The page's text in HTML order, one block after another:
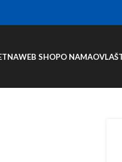
WEB SHOPO NAMA